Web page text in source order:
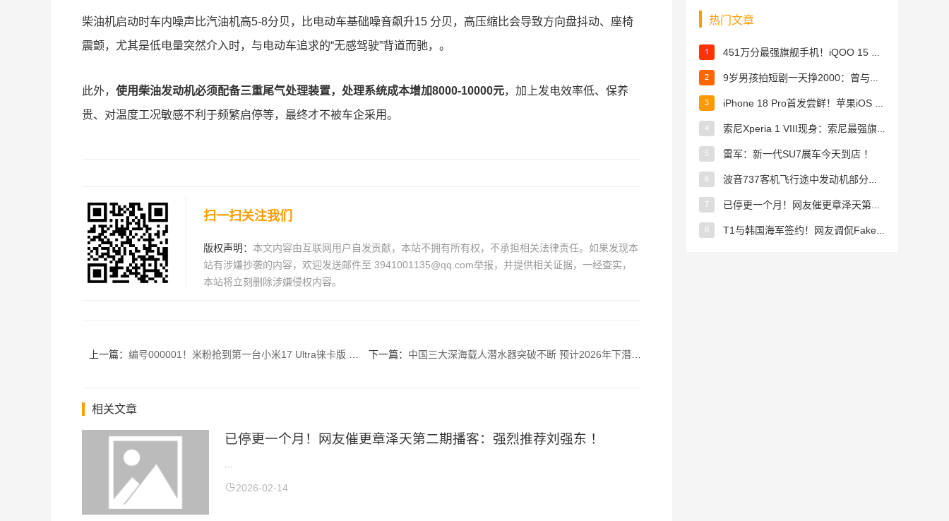
柴油机启动时车内噪声比汽油机高5-8分贝，比电动车基础噪音飙升15 分贝，高压缩比会导致方向盘抖动、座椅
震颤，尤其是低电量突然介入时，与电动车追求的“无感驾驶”背道而驰，。
此外， 使用柴油发动机必须配备三重尾气处理装置，处理系统成本增加8000-10000元，加上发电效率低、保养
贵、对温度工况敏感不利于频繁启停等，最终才不被车企采用。
扫一扫关注我们
版权声明： 本文内容由互联网用户自发贡献，本站不拥有所有权，不承担相关法律责任。如果发现本
站有涉嫌抄袭的内容，欢迎发送邮件至 3941001135@qq.com举报，并提供相关证据，一经查实，
本站将立刻删除涉嫌侵权内容。
上一篇： 编号000001！米粉抢到第一台小米17 Ultra徕卡版 网友直呼手速真快 ！ 下一篇： 中国三大深海载人潜水器突破不断 预计2026年下潜将突破2000次 ！
相关文章
已停更一个月！网友催更章泽天第二期播客：强烈推荐刘强东 ！
2026-02-14
热门文章
451万分最强旗舰手机！iQOO 15 Ultra图赏 ！
9岁男孩拍短剧一天挣2000：曾与多位明星合作 ！
iPhone 18 Pro首发尝鲜！苹果iOS 27迎来四项升级 ！
索尼Xperia 1 VIII现身：索尼最强旗舰来了 手机业务没凉 ！
雷军：新一代SU7展车今天到店 ！
波音737客机飞行途中发动机部分脱落 飞行员紧急备降 ！
已停更一个月！网友催更章泽天第二期播客：强烈推荐刘强东 ！
T1与韩国海军签约！网友调侃Faker成“李参谋”了?